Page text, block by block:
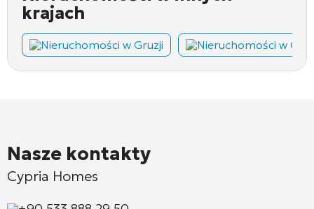
krajach
Nieruchomości w Gruzji Nieruchomości w
Nasze kontakty
Cypria Homes